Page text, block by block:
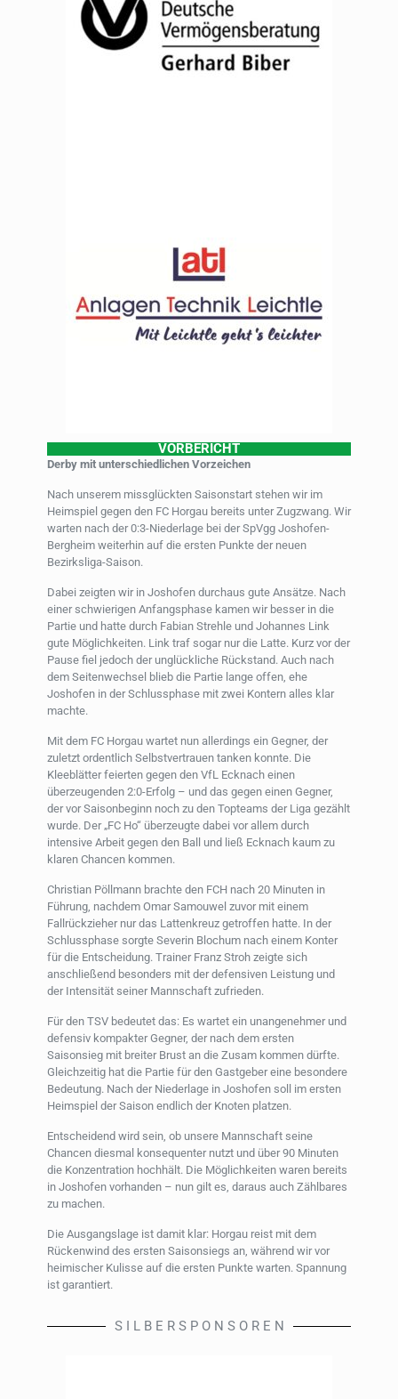
VORBERICHT
Derby mit unterschiedlichen Vorzeichen
Nach unserem missglückten Saisonstart stehen wir im
Heimspiel gegen den FC Horgau bereits unter Zugzwang. Wir
warten nach der 0:3-Niederlage bei der SpVgg Joshofen-
Bergheim weiterhin auf die ersten Punkte der neuen
Bezirksliga-Saison.
Dabei zeigten wir in Joshofen durchaus gute Ansätze. Nach
einer schwierigen Anfangsphase kamen wir besser in die
Partie und hatte durch Fabian Strehle und Johannes Link
gute Möglichkeiten. Link traf sogar nur die Latte. Kurz vor der
Pause fiel jedoch der unglückliche Rückstand. Auch nach
dem Seitenwechsel blieb die Partie lange offen, ehe
Joshofen in der Schlussphase mit zwei Kontern alles klar
machte.
Mit dem FC Horgau wartet nun allerdings ein Gegner, der
zuletzt ordentlich Selbstvertrauen tanken konnte. Die
Kleeblätter feierten gegen den VfL Ecknach einen
überzeugenden 2:0-Erfolg – und das gegen einen Gegner,
der vor Saisonbeginn noch zu den Topteams der Liga gezählt
wurde. Der „FC Ho“ überzeugte dabei vor allem durch
intensive Arbeit gegen den Ball und ließ Ecknach kaum zu
klaren Chancen kommen.
Christian Pöllmann brachte den FCH nach 20 Minuten in
Führung, nachdem Omar Samouwel zuvor mit einem
Fallrückzieher nur das Lattenkreuz getroffen hatte. In der
Schlussphase sorgte Severin Blochum nach einem Konter
für die Entscheidung. Trainer Franz Stroh zeigte sich
anschließend besonders mit der defensiven Leistung und
der Intensität seiner Mannschaft zufrieden.
Für den TSV bedeutet das: Es wartet ein unangenehmer und
defensiv kompakter Gegner, der nach dem ersten
Saisonsieg mit breiter Brust an die Zusam kommen dürfte.
Gleichzeitig hat die Partie für den Gastgeber eine besondere
Bedeutung. Nach der Niederlage in Joshofen soll im ersten
Heimspiel der Saison endlich der Knoten platzen.
Entscheidend wird sein, ob unsere Mannschaft seine
Chancen diesmal konsequenter nutzt und über 90 Minuten
die Konzentration hochhält. Die Möglichkeiten waren bereits
in Joshofen vorhanden – nun gilt es, daraus auch Zählbares
zu machen.
Die Ausgangslage ist damit klar: Horgau reist mit dem
Rückenwind des ersten Saisonsiegs an, während wir vor
heimischer Kulisse auf die ersten Punkte warten. Spannung
ist garantiert.
S I L B E R S P O N S O R E N